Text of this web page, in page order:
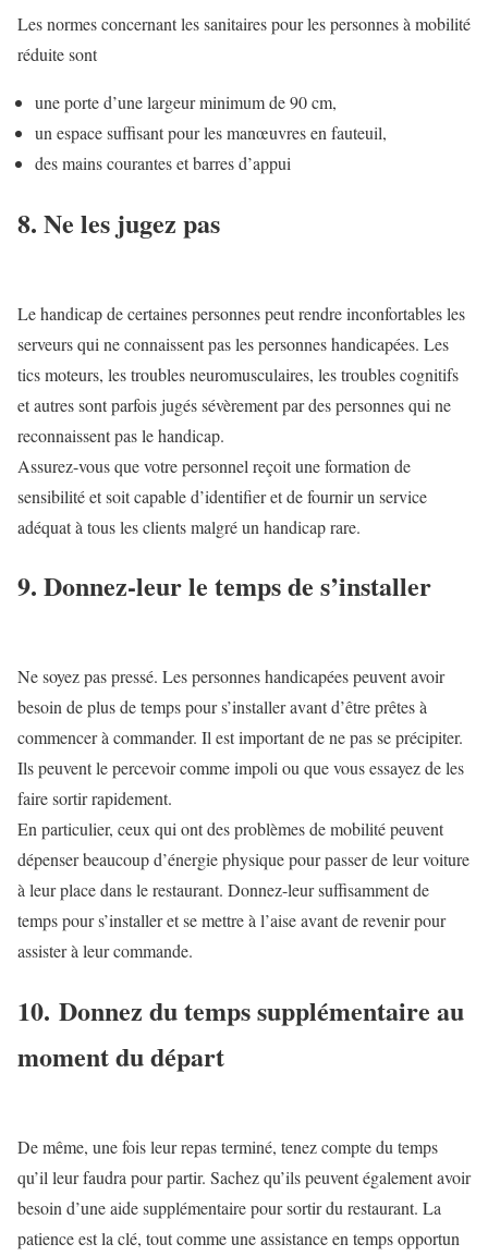
Les normes concernant les sanitaires pour les personnes à mobilité
réduite sont
une porte d’une largeur minimum de 90 cm,
un espace suffisant pour les manœuvres en fauteuil,
des mains courantes et barres d’appui
8. Ne les jugez pas
Le handicap de certaines personnes peut rendre inconfortables les
serveurs qui ne connaissent pas les personnes handicapées. Les
tics moteurs, les troubles neuromusculaires, les troubles cognitifs
et autres sont parfois jugés sévèrement par des personnes qui ne
reconnaissent pas le handicap.
Assurez-vous que votre personnel reçoit une formation de
sensibilité et soit capable d’identifier et de fournir un service
adéquat à tous les clients malgré un handicap rare.
9. Donnez-leur le temps de s’installer
Ne soyez pas pressé. Les personnes handicapées peuvent avoir
besoin de plus de temps pour s’installer avant d’être prêtes à
commencer à commander. Il est important de ne pas se précipiter.
Ils peuvent le percevoir comme impoli ou que vous essayez de les
faire sortir rapidement.
En particulier, ceux qui ont des problèmes de mobilité peuvent
dépenser beaucoup d’énergie physique pour passer de leur voiture
à leur place dans le restaurant. Donnez-leur suffisamment de
temps pour s’installer et se mettre à l’aise avant de revenir pour
assister à leur commande.
10. Donnez du temps supplémentaire au
moment du départ
De même, une fois leur repas terminé, tenez compte du temps
qu’il leur faudra pour partir. Sachez qu’ils peuvent également avoir
besoin d’une aide supplémentaire pour sortir du restaurant. La
patience est la clé, tout comme une assistance en temps opportun